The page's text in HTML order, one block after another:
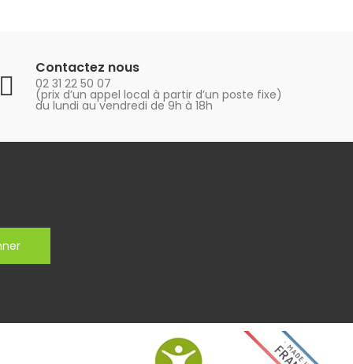
Contactez nous
02 31 22 50 07
(prix d’un appel local à partir d’un poste fixe)
du lundi au vendredi de 9h à 18h